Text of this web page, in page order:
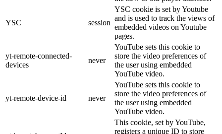
YSC session
YSC cookie is set by Youtube
and is used to track the views of
embedded videos on Youtube
pages.
yt-remote-connected-
devices
never
YouTube sets this cookie to
store the video preferences of
the user using embedded
YouTube video.
yt-remote-device-id never
YouTube sets this cookie to
store the video preferences of
the user using embedded
YouTube video.
This cookie, set by YouTube,
registers a unique ID to store